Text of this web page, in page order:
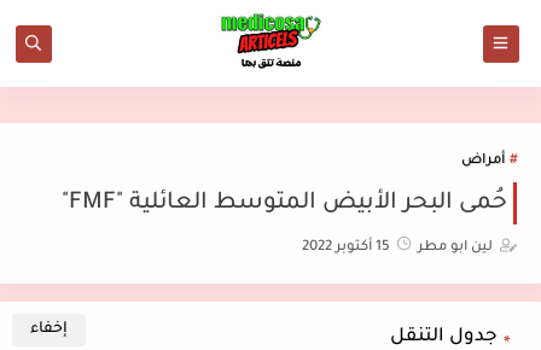
أمراض
حُمى البحر الأبيض المتوسط العائلية "FMF"
لين ابو مطر 15 أكتوبر 2022
جدول التنقل